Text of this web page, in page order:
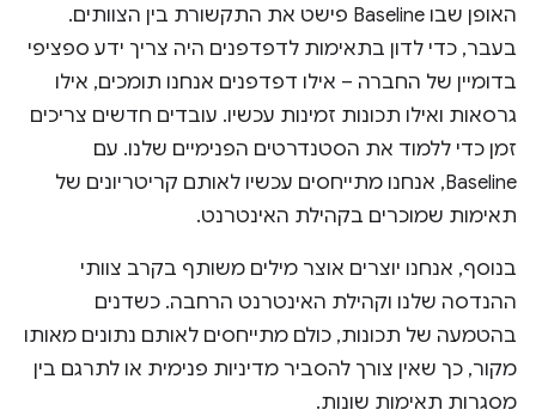
האופן שבו Baseline פישט את התקשורת בין הצוותים.
בעבר, כדי לדון בתאימות לדפדפנים היה צריך ידע ספציפי
בדומיין של החברה – אילו דפדפנים אנחנו תומכים, אילו
גרסאות ואילו תכונות זמינות עכשיו. עובדים חדשים צריכים
זמן כדי ללמוד את הסטנדרטים הפנימיים שלנו. עם
Baseline, אנחנו מתייחסים עכשיו לאותם קריטריונים של
תאימות שמוכרים בקהילת האינטרנט.
בנוסף, אנחנו יוצרים אוצר מילים משותף בקרב צוותי
ההנדסה שלנו וקהילת האינטרנט הרחבה. כשדנים
בהטמעה של תכונות, כולם מתייחסים לאותם נתונים מאותו
מקור, כך שאין צורך להסביר מדיניות פנימית או לתרגם בין
מסגרות תאימות שונות.